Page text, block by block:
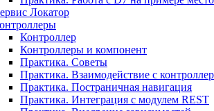
Локатор
Контроллер
Контроллеры и компонент
Практика. Советы
Практика. Взаимодействие с
Практика. Постраничная навигация
Практика. Интеграция с модулем REST